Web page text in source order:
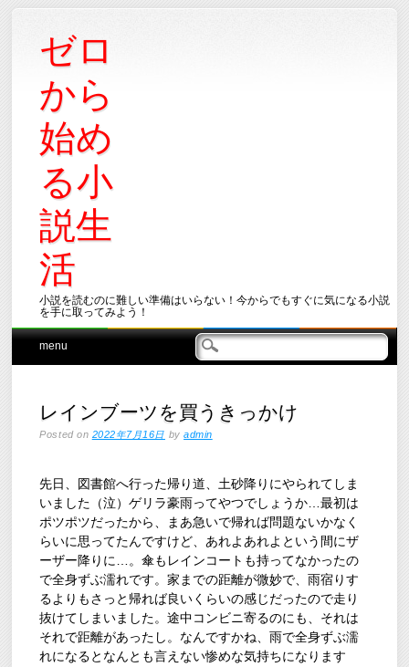
ゼロ
から
始め
る小
説生
活
小説を読むのに難しい準備はいらない！今からでもすぐに気になる小説
を手に取ってみよう！
Main menu
Skip
menu
レインブーツを買うきっかけ
Posted on 2022年7月16日 byadmin
先日、図書館へ行った帰り道、土砂降りにやられてしま
いました（泣）ゲリラ豪雨ってやつでしょうか…最初は
ポツポツだったから、まあ急いで帰れば問題ないかなく
らいに思ってたんですけど、あれよあれよという間にザ
ーザー降りに…。傘もレインコートも持ってなかったの
で全身ずぶ濡れです。家までの距離が微妙で、雨宿りす
るよりもさっと帰れば良いくらいの感じだったので走り
抜けてしまいました。途中コンビニ寄るのにも、それは
それで距離があったし。なんですかね、雨で全身ずぶ濡
れになるとなんとも言えない惨めな気持ちになります